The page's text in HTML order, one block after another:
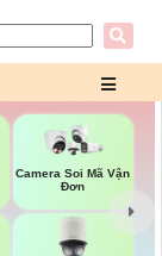
Camera Soi Mã Vận
Đơn